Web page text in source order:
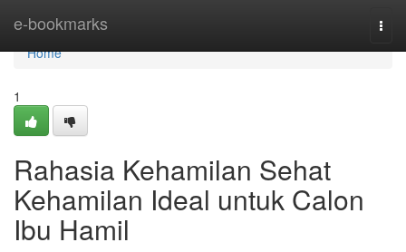
e-bookmarks
Home
Home
1
Rahasia Kehamilan Sehat
Kehamilan Ideal untuk Calon
Ibu Hamil